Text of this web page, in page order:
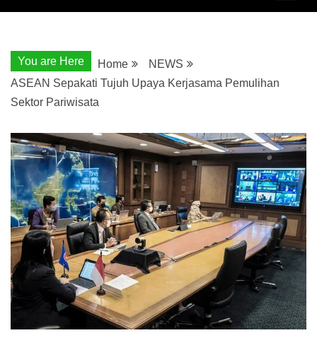
You are Here Home
NEWS
ASEAN Sepakati Tujuh Upaya Kerjasama Pemulihan
Sektor Pariwisata